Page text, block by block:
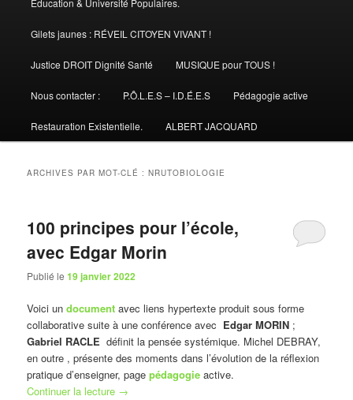
Gilets jaunes : RÉVEIL CITOYEN VIVANT !
Justice DROIT Dignité Santé MUSIQUE pour TOUS !
Nous contacter : P.Ô.L.E.S – I.D.É.E.S Pédagogie active
Restauration Existentielle. ALBERT JACQUARD
ARCHIVES PAR MOT-CLÉ :NRUTOBIOLOGIE
100 principes pour l’école,
avec Edgar Morin
Publié le19 janvier 2022
Voici undocument avec liens hypertexte produit sous forme
collaborative suite à une conférence avec Edgar MORIN ;
Gabriel RACLE définit la pensée systémique. Michel DEBRAY,
en outre , présente des moments dans l’évolution de la réflexion
pratique d’enseigner, page pédagogieactive.
Continuer la lecture →